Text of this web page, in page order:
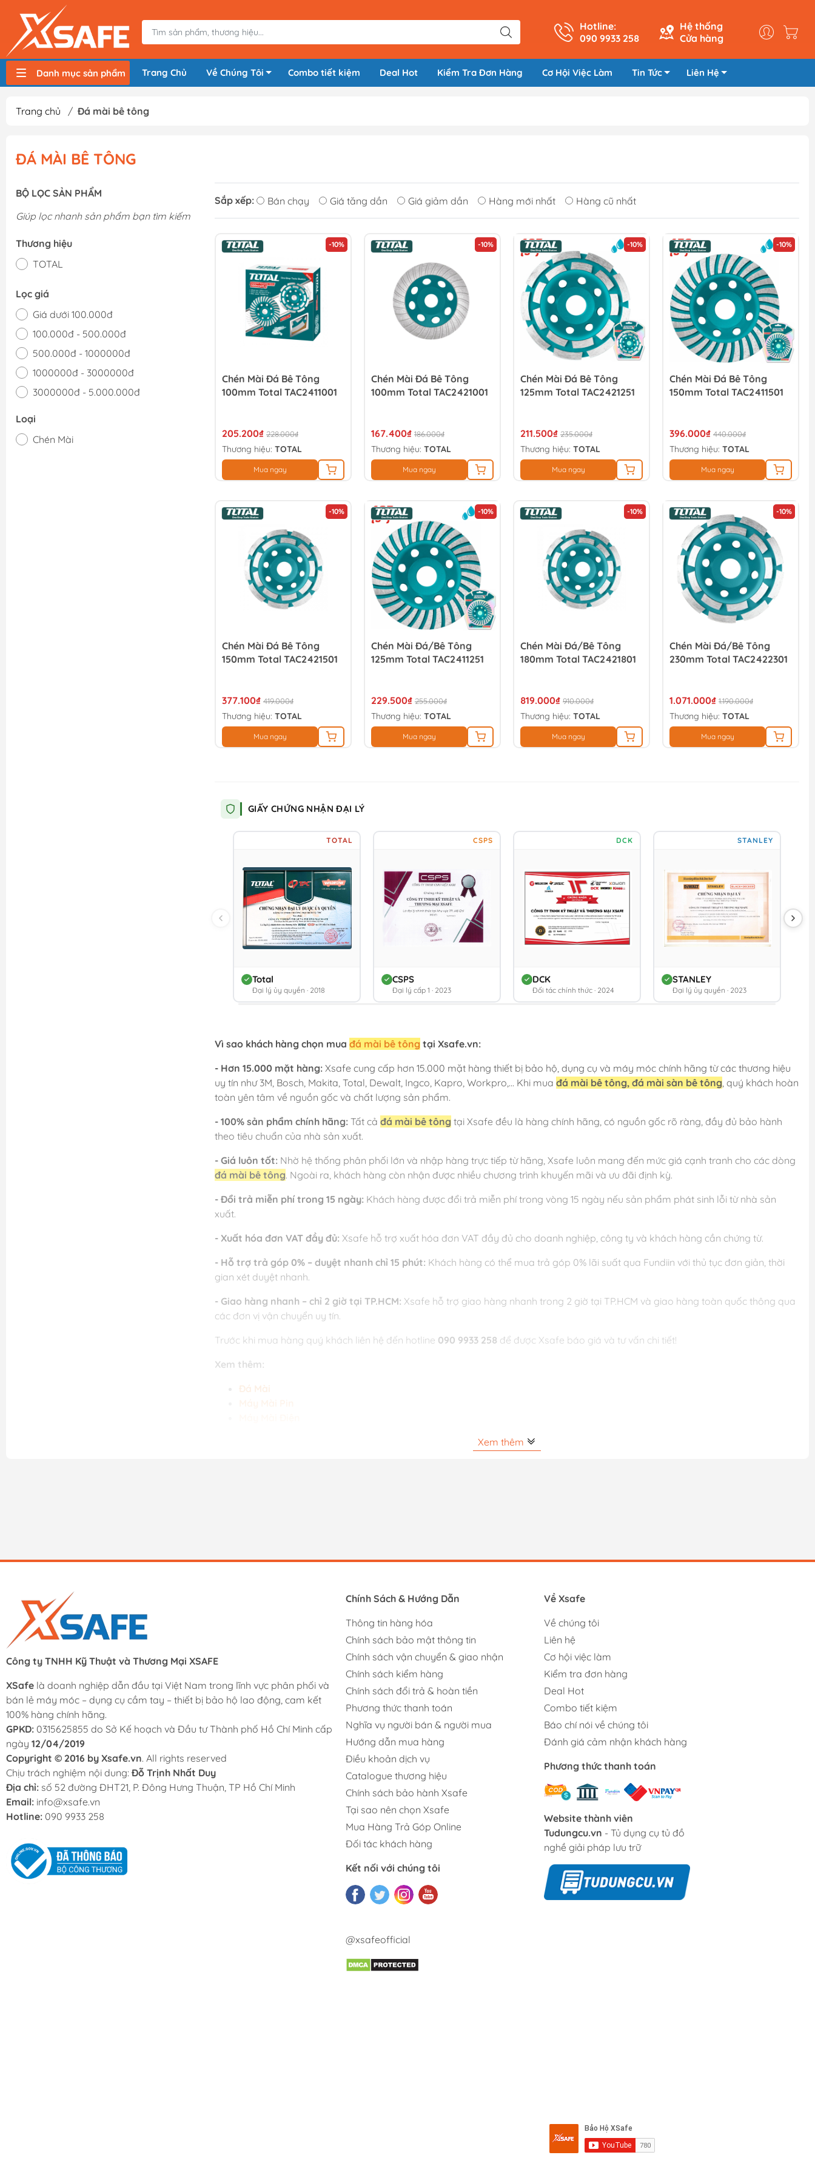
Hotline:
090 9933 258
Hệ thống
Cửa hàng
Danh mục sản phẩm Trang Chủ Về Chúng Tôi Combo tiết kiệm Deal Hot Kiểm Tra Đơn Hàng Cơ Hội Việc Làm Tin Tức Liên Hệ
Trang chủ / Đá mài bê tông
ĐÁ MÀI BÊ TÔNG
Sắp xếp: Bán chạy Giá tăng dần Giá giảm dần Hàng mới nhất Hàng cũ nhất
-10%
Chén Mài Đá Bê Tông
100mm Total TAC2411001
205.200₫ 228.000₫
Thương hiệu: TOTAL
Mua ngay
-10%
Chén Mài Đá Bê Tông
100mm Total TAC2421001
167.400₫ 186.000₫
Thương hiệu: TOTAL
Mua ngay
-10%
Chén Mài Đá Bê Tông
125mm Total TAC2421251
211.500₫ 235.000₫
Thương hiệu: TOTAL
Mua ngay
-10%
Chén Mài Đá Bê Tông
150mm Total TAC2411501
396.000₫ 440.000₫
Thương hiệu: TOTAL
Mua ngay
-10%
Chén Mài Đá Bê Tông
150mm Total TAC2421501
377.100₫ 419.000₫
Thương hiệu: TOTAL
Mua ngay
-10%
Chén Mài Đá/bê Tông
125mm Total TAC2411251
229.500₫ 255.000₫
Thương hiệu: TOTAL
Mua ngay
-10%
Chén Mài Đá/bê Tông
180mm Total TAC2421801
819.000₫ 910.000₫
Thương hiệu: TOTAL
Mua ngay
-10%
Chén Mài Đá/Bê Tông
230mm Total TAC2422301
1.071.000₫ 1.190.000₫
Thương hiệu: TOTAL
Mua ngay
GIẤY CHỨNG NHẬN ĐẠI LÝ
TOTAL
Total
Đại lý ủy quyền · 2018
CSPS
CSPS
Đại lý cấp 1 · 2023
DCK
DCK
Đối tác chính thức · 2024
STANLEY
STANLEY
Đại lý ủy quyền · 2023
Vì sao khách hàng chọn mua đá mài bê tông tại Xsafe.vn:
- Hơn 15.000 mặt hàng: Xsafe cung cấp hơn 15.000 mặt hàng thiết bị bảo hộ, dụng cụ và máy móc chính hãng từ các thương hiệu
uy tín như 3M, Bosch, Makita, Total, Dewalt, Ingco, Kapro, Workpro,... Khi mua đá mài bê tông, đá mài sàn bê tông, quý khách hoàn
toàn yên tâm về nguồn gốc và chất lượng sản phẩm.
- 100% sản phẩm chính hãng: Tất cả đá mài bê tông tại Xsafe đều là hàng chính hãng, có nguồn gốc rõ ràng, đầy đủ bảo hành
theo tiêu chuẩn của nhà sản xuất.
- Giá luôn tốt: Nhờ hệ thống phân phối lớn và nhập hàng trực tiếp từ hãng, Xsafe luôn mang đến mức giá cạnh tranh cho các dòng
đá mài bê tông. Ngoài ra, khách hàng còn nhận được nhiều chương trình khuyến mãi và ưu đãi định kỳ.
- Đổi trả miễn phí trong 15 ngày: Khách hàng được đổi trả miễn phí trong vòng 15 ngày nếu sản phẩm phát sinh lỗi từ nhà sản
xuất.
- Xuất hóa đơn VAT đầy đủ: Xsafe hỗ trợ xuất hóa đơn VAT đầy đủ cho doanh nghiệp, công ty và khách hàng cần chứng từ.
- Hỗ trợ trả góp 0% – duyệt nhanh chỉ 15 phút: Khách hàng có thể mua trả góp 0% lãi suất qua Fundiin với thủ tục đơn giản, thời
gian xét duyệt nhanh.
- Giao hàng nhanh – chỉ 2 giờ tại TP.HCM: Xsafe hỗ trợ giao hàng nhanh trong 2 giờ tại TP.HCM và giao hàng toàn quốc thông qua
các đơn vị vận chuyển uy tín.
Trước khi mua hàng quý khách liên hệ đến hotline 090 9933 258 để được Xsafe báo giá và tư vấn chi tiết!
Xem thêm:
Đá Mài
Xem thêm
BỘ LỌC SẢN PHẨM
Giúp lọc nhanh sản phẩm bạn tìm kiếm
Thương hiệu
TOTAL
Lọc giá
Giá dưới 100.000đ
100.000đ - 500.000đ
500.000đ - 1000000đ
1000000đ - 3000000đ
3000000đ - 5.000.000đ
Loại
Chén Mài
Công ty TNHH Kỹ Thuật và Thương Mại XSAFE
XSafe là doanh nghiệp dẫn đầu tại Việt Nam trong lĩnh vực phân phối và
bán lẻ máy móc – dụng cụ cầm tay – thiết bị bảo hộ lao động, cam kết
100% hàng chính hãng.
GPKD: 0315625855 do Sở Kế hoạch và Đầu tư Thành phố Hồ Chí Minh cấp
ngày 12/04/2019
Copyright © 2016 by Xsafe.vn. All rights reserved
Chịu trách nghiệm nội dung: Đỗ Trịnh Nhất Duy
Địa chỉ: số 52 đường ĐHT21, P. Đông Hưng Thuận, TP Hồ Chí Minh
Email: info@xsafe.vn
Hotline: 090 9933 258
Chính Sách & Hướng Dẫn
Thông tin hàng hóa
Chính sách bảo mật thông tin
Chính sách vận chuyển & giao nhận
Chính sách kiểm hàng
Chính sách đổi trả & hoàn tiền
Phương thức thanh toán
Nghĩa vụ người bán & người mua
Hướng dẫn mua hàng
Điều khoản dịch vụ
Catalogue thương hiệu
Chính sách bảo hành Xsafe
Tại sao nên chọn Xsafe
Mua Hàng Trả Góp Online
Đối tác khách hàng
Kết nối với chúng tôi
Về Xsafe
Về chúng tôi
Liên hệ
Cơ hội việc làm
Kiểm tra đơn hàng
Deal Hot
Combo tiết kiệm
Báo chí nói về chúng tôi
Đánh giá cảm nhận khách hàng
Phương thức thanh toán
Website thành viên
Tudungcu.vn - Tủ dụng cụ tủ đồ
nghề giải pháp lưu trữ
@xsafeofficial